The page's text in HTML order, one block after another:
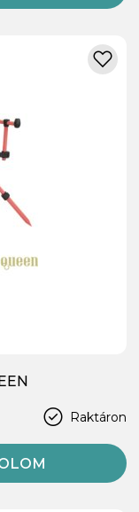
Raktáron